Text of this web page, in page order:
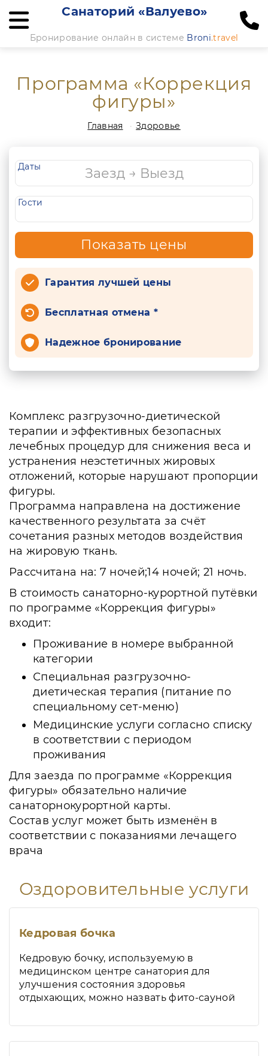
Санаторий «Валуево»
Бронирование онлайн в системе Broni.travel
Программа «Коррекция
фигуры»
Главная Здоровье
Даты
Гости
Показать цены
Гарантия лучшей цены
Бесплатная отмена *
Надежное бронирование
Комплекс разгрузочно-диетической
терапии и эффективных безопасных
лечебных процедур для снижения веса и
устранения неэстетичных жировых
отложений, которые нарушают пропорции
фигуры.
Программа направлена на достижение
качественного результата за счёт
сочетания разных методов воздействия
на жировую ткань.
Рассчитана на: 7 ночей;14 ночей; 21 ночь.
В стоимость санаторно-курортной путёвки
по программе «Коррекция фигуры»
входит:
Проживание в номере выбранной
категории
Специальная разгрузочно-
диетическая терапия (питание по
специальному сет-меню)
Медицинские услуги согласно списку
в соответствии с периодом
проживания
Для заезда по программе «Коррекция
фигуры» обязательно наличие
санаторнокурортной карты.
Состав услуг может быть изменён в
соответствии с показаниями лечащего
врача
Оздоровительные услуги
Кедровая бочка
Кедровую бочку, используемую в
медицинском центре санатория для
улучшения состояния здоровья
отдыхающих, можно назвать фито-сауной